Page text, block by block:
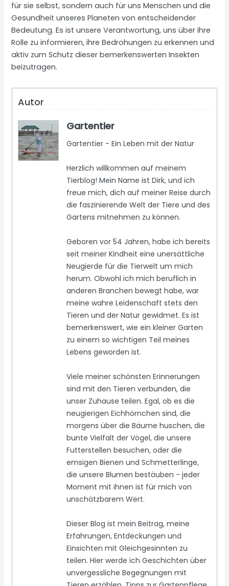
für sie selbst, sondern auch für uns Menschen und die
Gesundheit unseres Planeten von entscheidender
Bedeutung. Es ist unsere Verantwortung, uns über ihre
Rolle zu informieren, ihre Bedrohungen zu erkennen und
aktiv zum Schutz dieser bemerkenswerten Insekten
beizutragen.
Autor
Gartentier
Gartentier - Ein Leben mit der Natur
Herzlich willkommen auf meinem
Tierblog! Mein Name ist Dirk, und ich
freue mich, dich auf meiner Reise durch
die faszinierende Welt der Tiere und des
Gartens mitnehmen zu können.
Geboren vor 54 Jahren, habe ich bereits
seit meiner Kindheit eine unersättliche
Neugierde für die Tierwelt um mich
herum. Obwohl ich mich beruflich in
anderen Branchen bewegt habe, war
meine wahre Leidenschaft stets den
Tieren und der Natur gewidmet. Es ist
bemerkenswert, wie ein kleiner Garten
zu einem so wichtigen Teil meines
Lebens geworden ist.
Viele meiner schönsten Erinnerungen
sind mit den Tieren verbunden, die
unser Zuhause teilen. Egal, ob es die
neugierigen Eichhörnchen sind, die
morgens über die Bäume huschen, die
bunte Vielfalt der Vögel, die unsere
Futterstellen besuchen, oder die
emsigen Bienen und Schmetterlinge,
die unsere Blumen bestäuben - jeder
Moment mit ihnen ist für mich von
unschätzbarem Wert.
Dieser Blog ist mein Beitrag, meine
Erfahrungen, Entdeckungen und
Einsichten mit Gleichgesinnten zu
teilen. Hier werde ich Geschichten über
unvergessliche Begegnungen mit